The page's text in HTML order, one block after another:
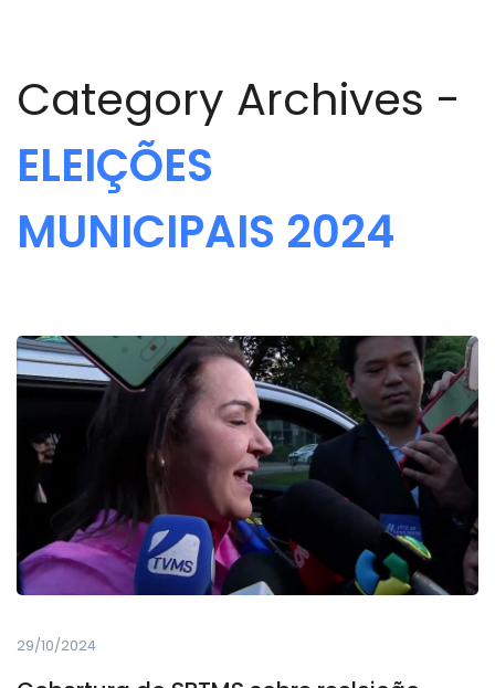
Category Archives -
ELEIÇÕES
MUNICIPAIS 2024
29/10/2024